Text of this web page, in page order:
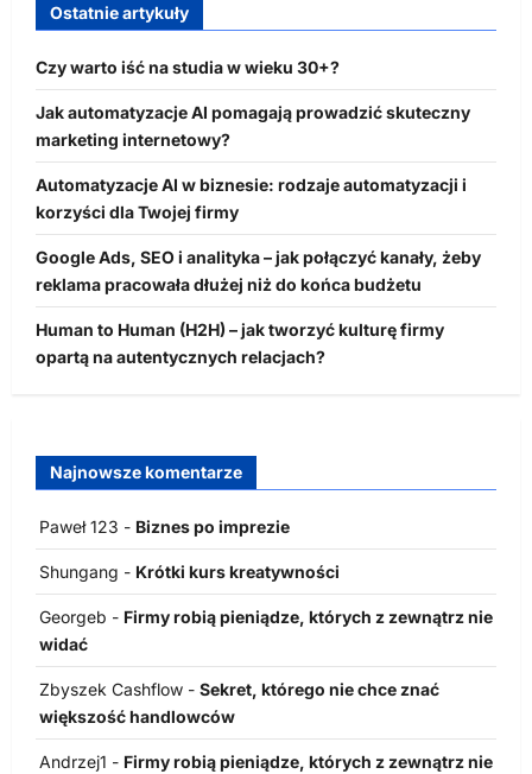
Ostatnie artykuły
Czy warto iść na studia w wieku 30+?
Jak automatyzacje AI pomagają prowadzić skuteczny
marketing internetowy?
Automatyzacje AI w biznesie: rodzaje automatyzacji i
korzyści dla Twojej firmy
Google Ads, SEO i analityka – jak połączyć kanały, żeby
reklama pracowała dłużej niż do końca budżetu
Human to Human (H2H) – jak tworzyć kulturę firmy
opartą na autentycznych relacjach?
Najnowsze komentarze
Paweł 123 - Biznes po imprezie
Shungang - Krótki kurs kreatywności
Georgeb - Firmy robią pieniądze, których z zewnątrz nie
widać
Zbyszek Cashflow - Sekret, którego nie chce znać
większość handlowców
Andrzej1 - Firmy robią pieniądze, których z zewnątrz nie